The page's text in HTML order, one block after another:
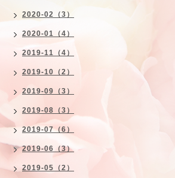
2020-02（3）
2020-01（4）
2019-11（4）
2019-10（2）
2019-09（3）
2019-08（3）
2019-07（6）
2019-06（3）
2019-05（2）